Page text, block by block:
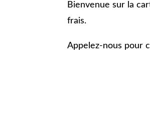
Bienvenue sur la
frais.
Appelez-nous pour